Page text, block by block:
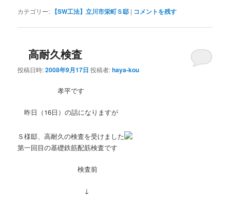
カテゴリー: 【SW工法】立川市栄町Ｓ邸 | コメントを残す
高耐久検査
投稿日時:2008年9月17日 投稿者:haya-kou
孝平です
昨日（16日）の話になりますが
Ｓ様邸、高耐久の検査を受けました
第一回目の基礎鉄筋配筋検査です
検査前
↓